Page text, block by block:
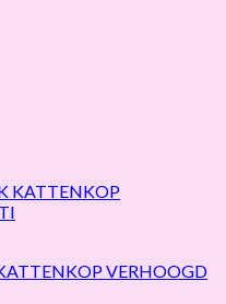
VERHOOGD